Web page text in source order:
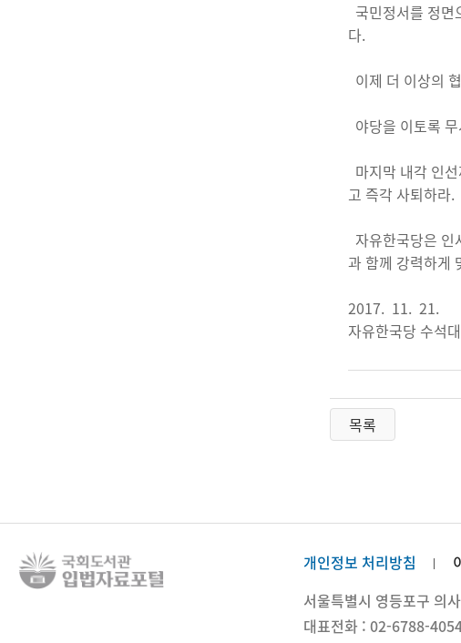
국민정서를 정면
다.
이제 더 이상의
야당을 이토록
마지막 내각 인
고 즉각 사퇴하라.
자유한국당은 인
과 함께 강력하게
2017. 11. 21.
자유한국당 수석
목록
개인정보 처리방침
서울특별시 영등포구 의
대표전화 : 02-6788-